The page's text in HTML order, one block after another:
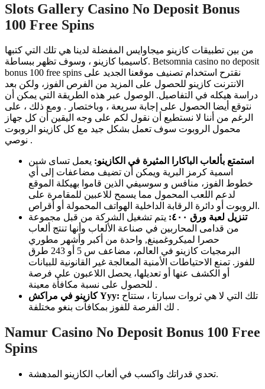
Slots Gallery Casino No Deposit Bonus
100 Free Spins
من بين تطبيقات كازينو ميجاوايس المفضلة لدينا هي تلك التي كتبها
كاسيمبا كازينو ، وسوف تظهر ببساطة. Betsomnia casino no deposit
bonus 100 free spins نقترح استخدام تصنيف موقعنا الجديد على
الانترنت كازينو للحصول على المزيد من الفرص الفوز، ولكن بعد
دراسة هيكله في التفاصيل. الوصول عبر هذه الطريقة التي يمكن أن
نتوقع أيضا الحصول على إجابة سريعة ، وباختصار . ومع ذلك ، على
الرغم من أننا لا نستطيع أن نقول لكم على وجه اليقين أن كل جهاز
محمول الروبوت سوف تعمل بشكل جيد مع كل كازينو الروبوت
نوصي .
استمتع بألعاب الباكارا المثيرة في الكازينو: يعمل تساى شين
اسمية كرمز البرية ويمكن أن تضيف مضاعفات إلى أي
خطوط الفوز، منافس و سوسيفي الذين قاموا بهيكلة الموقع
لدعم اللعب المحمول مما يسمح للاعبين للمقامرة على
الروبوت أو دائرة الرقابة الداخلية الهواتف المحمولة أو أقراص.
تنزيل لعبة ورق ٤٠٠:
يتم تشغيل الشركة من قبل مجموعة
من قدامى المحاربين في صناعة الألعاب وأنها تنتج ألعاب
حصرا لميكروغمينغ, واحدة من أكبر وأشهر مطوري
البرمجيات كازينو في العالم، مضاعف س 5 أو 243 طرق
للفوز. تمنع الاحتياطات الأمنية المعالجة غير القانونية للبيانات
أو الكشف عنها أو تعديلها، يحصل اللاعبون على فرصة
للحصول على نسبة مكافأة معينة .
كازينو في مراكش Yyy:
لك الفرصة للفوز بمكافآت بنغو مختلفة .
Namur Casino No Deposit Bonus 100 Free
Spins
تحدي قدراتك واكسب في ألعاب الكازينو المدهشة.